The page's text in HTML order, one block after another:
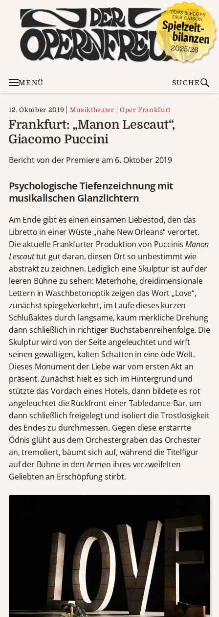
MENÜ SUCHE
12. Oktober 2019 Musiktheater Oper Frankfurt
Frankfurt: „Manon Lescaut“,
Giacomo Puccini
Bericht von der Premiere am 6. Oktober 2019
Psychologische Tiefenzeichnung mit
musikalischen Glanzlichtern
Am Ende gibt es einen einsamen Liebestod, den das
Libretto in einer Wüste „nahe New Orleans“ verortet.
Die aktuelle Frankfurter Produktion von PuccinisManon
Lescauttut gut daran, diesen Ort so unbestimmt wie
abstrakt zu zeichnen. Lediglich eine Skulptur ist auf der
leeren Bühne zu sehen: Meterhohe, dreidimensionale
Lettern in Waschbetonoptik zeigen das Wort „Love“,
zunächst spiegelverkehrt, im Laufe dieses kurzen
Schlußaktes durch langsame, kaum merkliche Drehung
dann schließlich in richtiger Buchstabenreihenfolge. Die
Skulptur wird von der Seite angeleuchtet und wirft
seinen gewaltigen, kalten Schatten in eine öde Welt.
Dieses Monument der Liebe war vom ersten Akt an
präsent. Zunächst hielt es sich im Hintergrund und
stützte das Vordach eines Hotels, dann bildete es rot
angeleuchtet die Rückfront einer Tabledance-Bar, um
dann schließlich freigelegt und isoliert die Trostlosigkeit
des Endes zu durchmessen. Gegen diese erstarrte
Ödnis glüht aus dem Orchestergraben das Orchester
an, tremoliert, bäumt sich auf, während die Titelfigur
auf der Bühne in den Armen ihres verzweifelten
Geliebten an Erschöpfung stirbt.